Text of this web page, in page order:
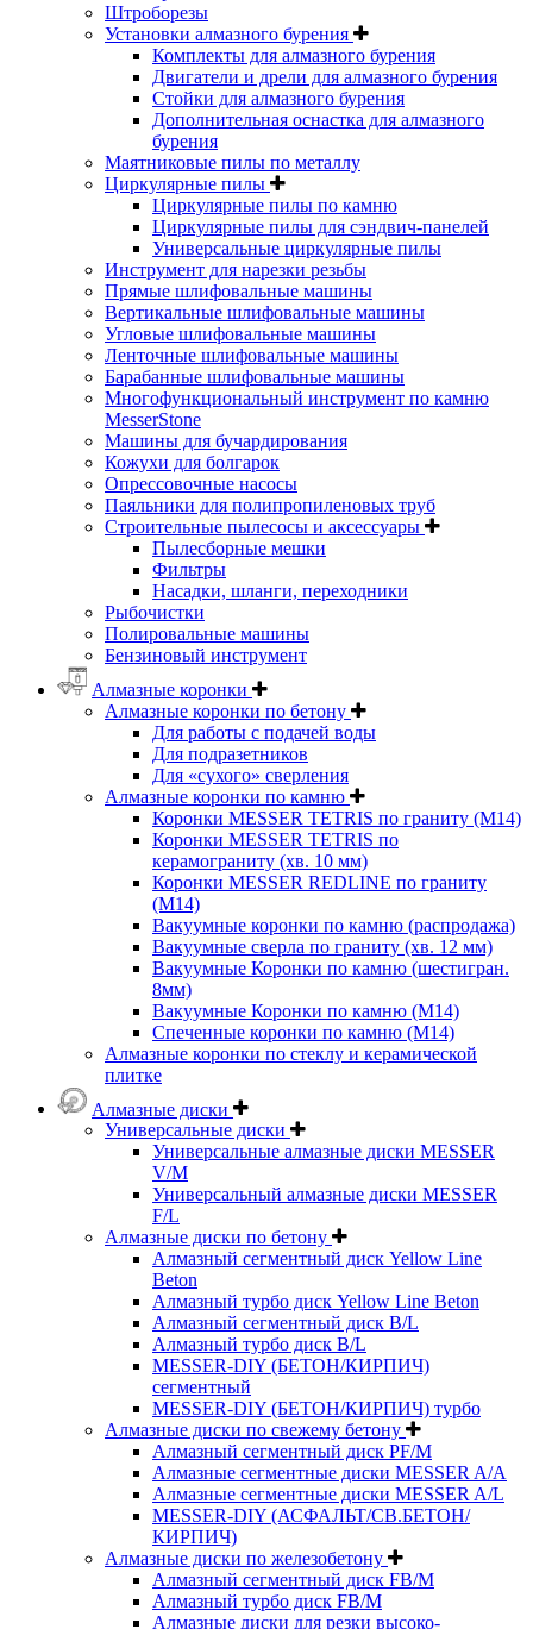
Штроборезы
Установки алмазного бурения
Комплекты для алмазного бурения
Двигатели и дрели для алмазного бурения
Стойки для алмазного бурения
Дополнительная оснастка для алмазного
бурения
Маятниковые пилы по металлу
Циркулярные пилы
Циркулярные пилы по камню
Циркулярные пилы для сэндвич-панелей
Универсальные циркулярные пилы
Инструмент для нарезки резьбы
Прямые шлифовальные машины
Вертикальные шлифовальные машины
Угловые шлифовальные машины
Ленточные шлифовальные машины
Барабанные шлифовальные машины
Многофункциональный инструмент по камню
MesserStone
Машины для бучардирования
Кожухи для болгарок
Опрессовочные насосы
Паяльники для полипропиленовых труб
Строительные пылесосы и аксессуары
Пылесборные мешки
Фильтры
Насадки, шланги, переходники
Рыбочистки
Полировальные машины
Бензиновый инструмент
Алмазные коронки
Алмазные коронки по бетону
Для работы с подачей воды
Для подразетников
Для «сухого» сверления
Алмазные коронки по камню
Коронки MESSER TETRIS по граниту (М14)
Коронки MESSER TETRIS по
керамограниту (хв. 10 мм)
Коронки MESSER REDLINE по граниту
(М14)
Вакуумные коронки по камню (распродажа)
Вакуумные сверла по граниту (хв. 12 мм)
Вакуумные Коронки по камню (шестигран.
8мм)
Вакуумные Коронки по камню (M14)
Спеченные коронки по камню (M14)
Алмазные коронки по стеклу и керамической
плитке
Алмазные диски
Универсальные диски
Универсальные алмазные диски MESSER
V/M
Универсальный алмазные диски MESSER
F/L
Алмазные диски по бетону
Алмазный сегментный диск Yellow Line
Beton
Алмазный турбо диск Yellow Line Beton
Алмазный сегментный диск B/L
Алмазный турбо диск B/L
MESSER-DIY (БЕТОН/КИРПИЧ)
сегментный
MESSER-DIY (БЕТОН/КИРПИЧ) турбо
Алмазные диски по свежему бетону
Алмазный сегментный диск PF/M
Алмазные сегментные диски MESSER A/A
Алмазные сегментные диски MESSER A/L
MESSER-DIY (АСФАЛЬТ/СВ.БЕТОН/
КИРПИЧ)
Алмазные диски по железобетону
Алмазный сегментный диск FB/M
Алмазный турбо диск FB/M
Алмазные диски для резки высоко-